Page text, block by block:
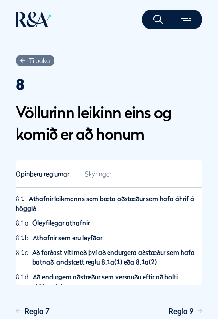
Tilbaka
8
Völlurinn leikinn eins og
komið er að honum
Opinberu reglurnar Skýringar
8.1
Athafnir leikmanns sem bæta aðstæður sem hafa áhrif á
höggið
8.1a Óleyfilegar athafnir
8.1b Athafnir sem eru leyfðar
8.1c Að forðast víti með því að endurgera aðstæður sem hafa
batnað, andstætt reglu 8.1a(1) eða 8.1a(2)
8.1d Að endurgera aðstæður sem versnuðu eftir að bolti
stöðvaðist
áþreifanlegum aðstæðum í þeim tilgangi að hafa áhrif á
Regla 7 Regla 9